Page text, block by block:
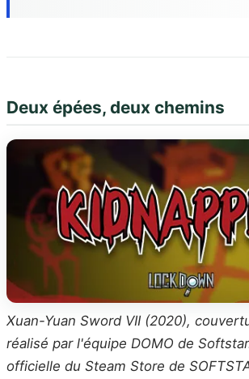
Deux épées, deux chemins
Xuan-Yuan Sword VII (2020),
réalisé par l'équipe DOMO de
officielle du Steam Store de